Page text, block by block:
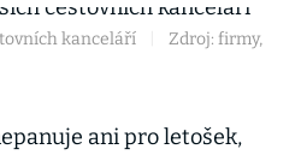
kanceláří
Zdroj: firmy,
ani pro letošek,